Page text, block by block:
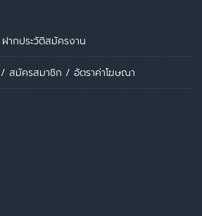
ฝากประวัติสมัครงาน
/ สมัครสมาชิก / อัตราค่าโฆษณา